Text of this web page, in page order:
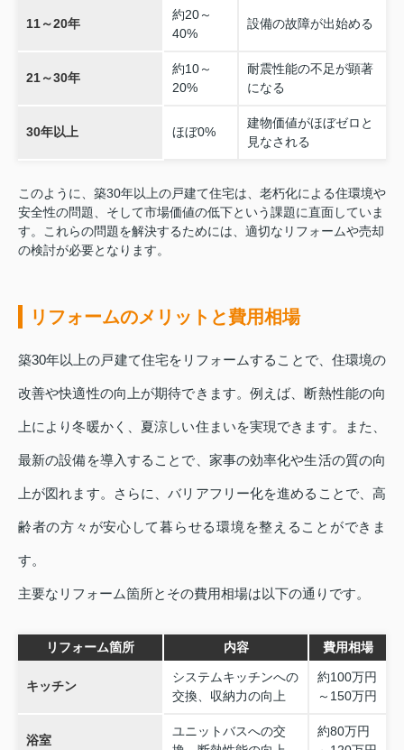
11～20年
約20～
40%
設備の故障が出始める
21～30年
約10～
20%
耐震性能の不足が顕著
になる
30年以上 ほぼ0%
建物価値がほぼゼロと
見なされる
このように、築30年以上の戸建て住宅は、老朽化による住環境や
安全性の問題、そして市場価値の低下という課題に直面していま
す。これらの問題を解決するためには、適切なリフォームや売却
の検討が必要となります。
リフォームのメリットと費用相場
築30年以上の戸建て住宅をリフォームすることで、住環境の
改善や快適性の向上が期待できます。例えば、断熱性能の向
上により冬暖かく、夏涼しい住まいを実現できます。また、
最新の設備を導入することで、家事の効率化や生活の質の向
上が図れます。さらに、バリアフリー化を進めることで、高
齢者の方々が安心して暮らせる環境を整えることができま
す。
主要なリフォーム箇所とその費用相場は以下の通りです。
リフォーム箇所 内容 費用相場
キッチン
システムキッチンへの
交換、収納力の向上
約100万円
～150万円
浴室
ユニットバスへの交
約80万円